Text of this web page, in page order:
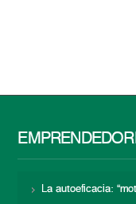
La autoeficacia: